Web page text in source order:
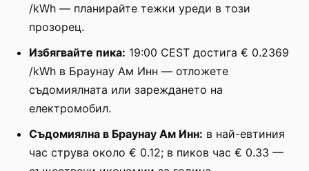
/kWh — планирайте тежки уреди в този
прозорец.
Избягвайте пика: 19:00 CEST достига € 0.2369
/kWh в Браунау Ам Инн — отложете
съдомиялната или зареждането на
електромобил.
Съдомиялна в Браунау Ам Инн: в най-евтиния
час струва около € 0.12; в пиков час € 0.33 —